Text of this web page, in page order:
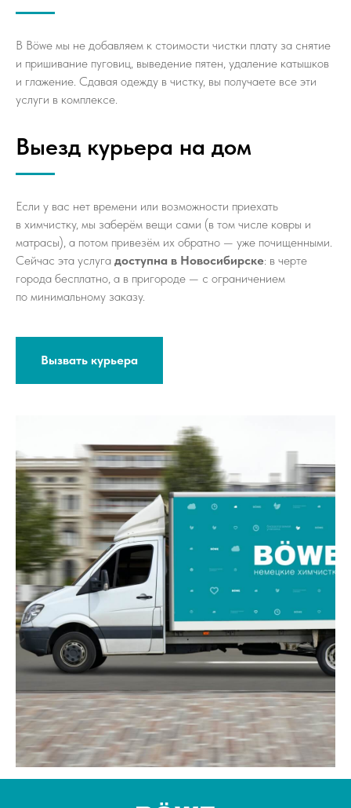
В Böwe мы не добавляем к стоимости чистки плату за снятие
и пришивание пуговиц, выведение пятен, удаление катышков
и глажение. Сдавая одежду в чистку, вы получаете все эти
услуги в комплексе.
Выезд курьера на дом
Если у вас нет времени или возможности приехать
в химчистку, мы заберём вещи сами (в том числе ковры и
матрасы), а потом привезём их обратно — уже почищенными.
Сейчас эта услуга доступна в Новосибирске: в черте
города бесплатно, а в пригороде — с ограничением
по минимальному заказу.
Вызвать курьера